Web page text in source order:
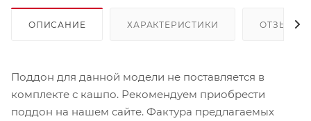
ОПИСАНИЕ ХАРАКТЕРИСТИКИ ОТЗЫВЫ
Поддон для данной модели не поставляется в
комплекте с кашпо. Рекомендуем приобрести
поддон на нашем сайте. Фактура предлагаемых